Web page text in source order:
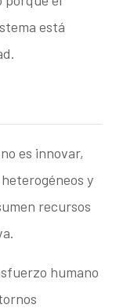
está
es innovar,
y
recursos
humano